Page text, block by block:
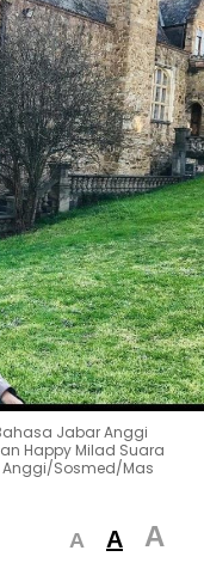
Jabar Anggi
Happy Milad Suara
Anggi/Sosmed/Mas
A A A